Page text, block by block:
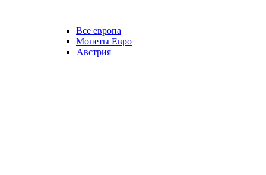
Все европа
Монеты Евро
Австрия